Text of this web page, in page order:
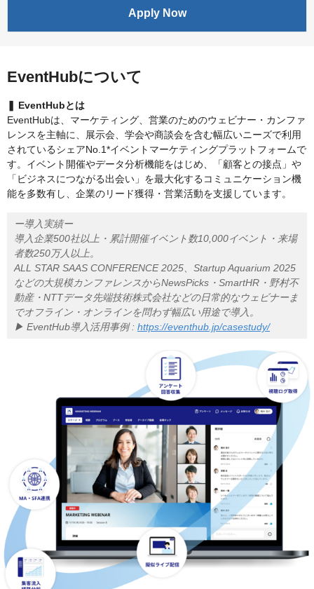
Apply Now
EventHubについて
❚ EventHubとは
EventHubは、マーケティング、営業のためのウェビナー・カンファ
レンスを主軸に、展示会、学会や商談会を含む幅広いニーズで利用
されているシェアNo.1*イベントマーケティングプラットフォームで
す。イベント開催やデータ分析機能をはじめ、「顧客との接点」や
「ビジネスにつながる出会い」を最大化するコミュニケーション機
能を多数有し、企業のリード獲得・営業活動を支援しています。
ー導入実績ー
導入企業500社以上・累計開催イベント数10,000イベント・来場
者数250万人以上。
ALL STAR SAAS CONFERENCE 2025、Startup Aquarium 2025
などの大規模カンファレンスからNewsPicks・SmartHR・野村不
動産・NTTデータ先端技術株式会社などの日常的なウェビナーま
でオフライン・オンラインを問わず幅広い用途で導入。
▶︎ EventHub導入活用事例 : https://eventhub.jp/casestudy/